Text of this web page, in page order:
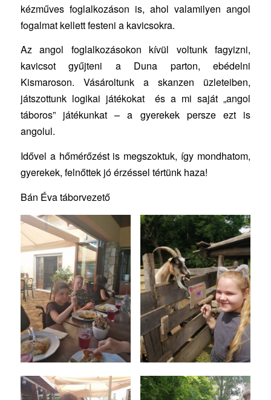
kézműves foglalkozáson is, ahol valamilyen angol
fogalmat kellett festeni a kavicsokra.
Az angol foglalkozásokon kívül voltunk fagyizni,
kavicsot gyűjteni a Duna parton, ebédelni
Kismaroson. Vásároltunk a skanzen üzleteiben,
játszottunk logikai játékokat és a mi saját „angol
táboros” játékunkat – a gyerekek persze ezt is
angolul.
Idővel a hőmérőzést is megszoktuk, így mondhatom,
gyerekek, felnőttek jó érzéssel tértünk haza!
Bán Éva táborvezető